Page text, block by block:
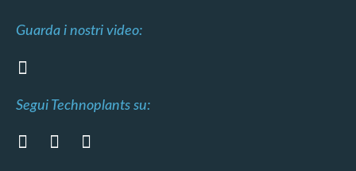
Guarda i nostri video:
Segui Technoplants su: